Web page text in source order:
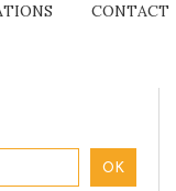
CONTACT